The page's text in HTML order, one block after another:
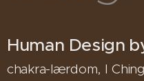
Human Design
chakra-lærdom, I